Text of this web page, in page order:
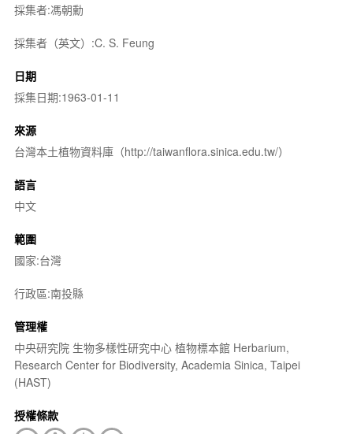
採集者:馮朝勳
採集者（英文）:C. S. Feung
日期
採集日期:1963-01-11
來源
台灣本土植物資料庫（http://taiwanflora.sinica.edu.tw/）
語言
中文
範圍
國家:台灣
行政區:南投縣
管理權
中央研究院 生物多樣性研究中心 植物標本館 Herbarium,
Research Center for Biodiversity, Academia Sinica, Taipei
(HAST)
授權條款